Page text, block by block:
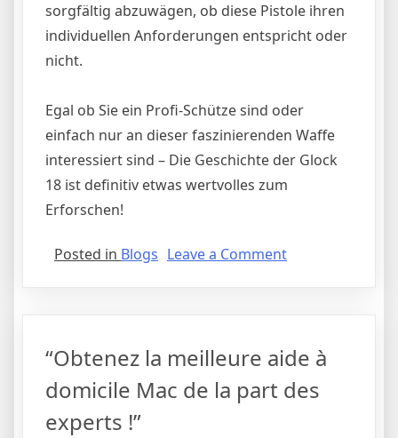
sorgfältig abzuwägen, ob diese Pistole ihren
individuellen Anforderungen entspricht oder
nicht.
Egal ob Sie ein Profi-Schütze sind oder
einfach nur an dieser faszinierenden Waffe
interessiert sind – Die Geschichte der Glock
18 ist definitiv etwas wertvolles zum
Erforschen!
Posted in Blogs Leave a Commenton
18:
Eine
detaillierte
“Obtenez la meilleure aide à
domicile Mac de la part des
experts !”